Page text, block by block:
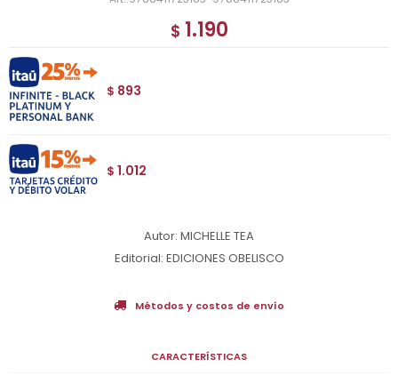
$ 1.190
$ 893
$ 1.012
Autor: MICHELLE TEA
Editorial: EDICIONES OBELISCO
Métodos y costos de envío
CARACTERÍSTICAS